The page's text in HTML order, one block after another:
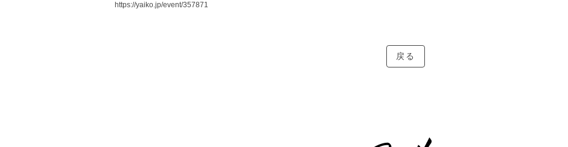
https://yaiko.jp/event/357871
戻る